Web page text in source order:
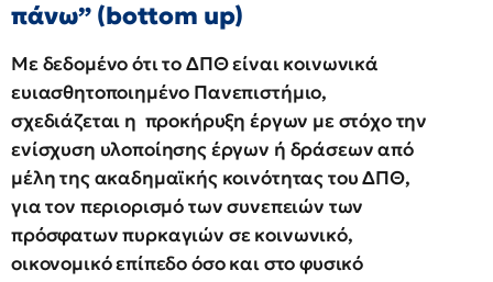
πάνω” (bottom up)
Με δεδομένο ότι το ΔΠΘ είναι κοινωνικά
ευιασθητοποιημένο Πανεπιστήμιο,
σχεδιάζεται η προκήρυξη έργων με στόχο την
ενίσχυση υλοποίησης έργων ή δράσεων από
μέλη της ακαδημαϊκής κοινότητας του ΔΠΘ,
για τον περιορισμό των συνεπειών των
πρόσφατων πυρκαγιών σε κοινωνικό,
οικονομικό επίπεδο όσο και στο φυσικό